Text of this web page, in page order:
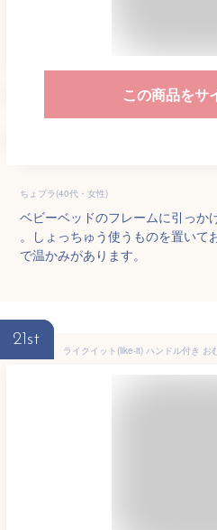
この商品をサ
ちょプラ(40代・女性)
ベビーベッドのフレームに引っか
。しょっちゅう使うものを置いて
で温かみがあります。
21st